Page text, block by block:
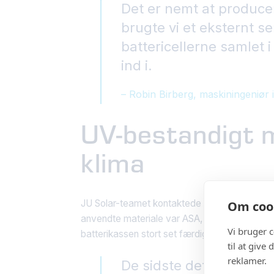
Om
Vi bruger
til at give
reklamer.
Det er nemt at
brugte vi et eksternt
battericellerne samlet
ind i.
– Robin Birberg, maskiningeniør
UV-bestandigt
klima
JU Solar-teamet kontaktede derefter
anvendte materiale var ASA, som er et
batterikassen stort set færdig.
De sidste detaljer på